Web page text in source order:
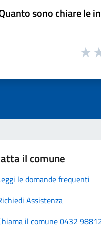
sono chiare le
il comune
le domande frequenti
Assistenza
il comune 0432